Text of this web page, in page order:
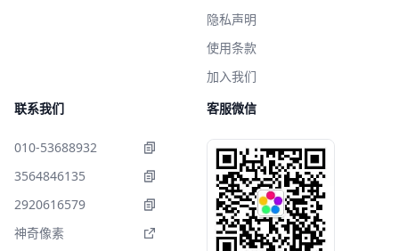
隐私声明
使用条款
加入我们
联系我们
010-53688932
3564846135
2920616579
神奇像素
客服微信